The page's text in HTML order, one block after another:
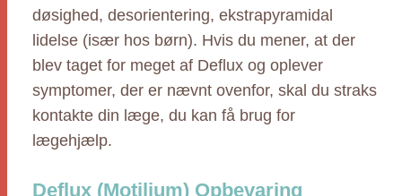
døsighed, desorientering, ekstrapyramidal
lidelse (især hos børn). Hvis du mener, at der
blev taget for meget af Deflux og oplever
symptomer, der er nævnt ovenfor, skal du straks
kontakte din læge, du kan få brug for
lægehjælp.
Deflux (Motilium) Opbevaring